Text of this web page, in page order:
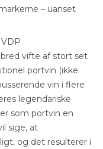
– uanset
vifte af stort set
portvin (ikke
vin i flere
legendariske
som portvin en
sige, at
og det resulterer i